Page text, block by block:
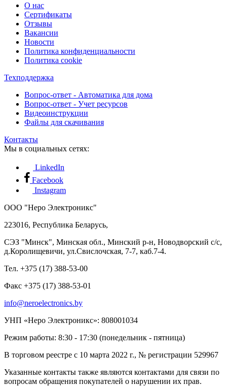
О нас
Сертификаты
Отзывы
Вакансии
Новости
Политика конфиденциальности
Политика cookie
Техподдержка
Вопрос-ответ - Автоматика для дома
Вопрос-ответ - Учет ресурсов
Видеоинструкции
Файлы для скачивания
Контакты
Мы в социальных сетях:
LinkedIn
Facebook
Instagram
ООО "Неро Электроникс"
223016, Республика Беларусь,
СЭЗ "Минск", Минская обл., Минский р-н, Новодворский с/с,
д.Королищевичи, ул.Свислочская, 7-7, каб.7-4.
Тел. +375 (17) 388-53-00
Факс +375 (17) 388-53-01
info@neroelectronics.by
УНП «Неро Электроникс»: 808001034
Режим работы: 8:30 - 17:30 (понедельник - пятница)
В торговом реестре с 10 марта 2022 г., № регистрации 529967
Указанные контакты также являются контактами для связи по
вопросам обращения покупателей о нарушении их прав.